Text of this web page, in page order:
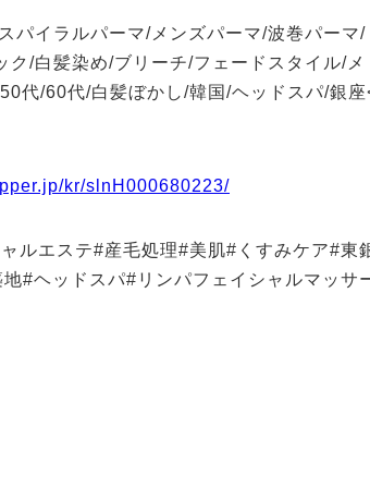
パイラルパーマ/メンズパーマ/波巻パーマ/
/白髪染め/ブリーチ/フェードスタイル/メ
代/60代/白髪ぼかし/韓国/ヘッドスパ/銀座
kr/slnH000680223/
ルエステ#産毛処理#美肌#くすみケア#東
#ヘッドスパ#リンパフェイシャルマッサ